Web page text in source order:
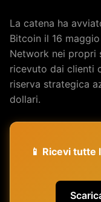
La catena ha
Bitcoin il 16
Network nei propri
ricevuto dai clienti
riserva strategica
dollari.
📱 Ricevi